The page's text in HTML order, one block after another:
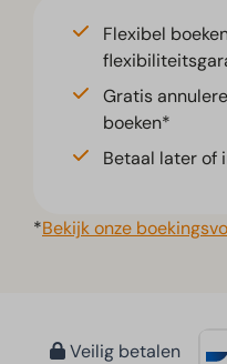
Flexibel
Gratis
boeken*
Betaal later of
*Bekijk onze
Veilig betalen